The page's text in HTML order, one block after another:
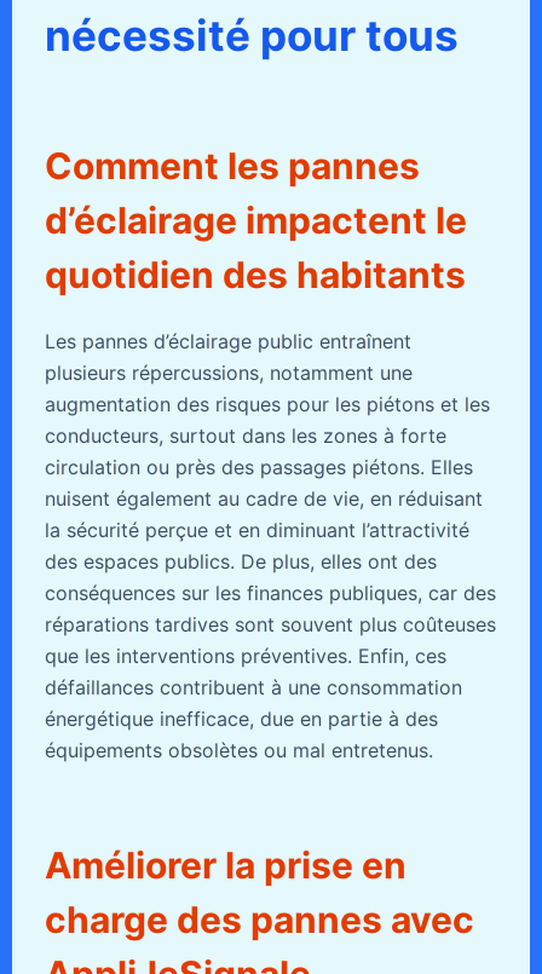
nécessité pour tous
Comment les pannes
d’éclairage impactent le
quotidien des habitants
Les pannes d’éclairage public entraînent
plusieurs répercussions, notamment une
augmentation des risques pour les piétons et les
conducteurs, surtout dans les zones à forte
circulation ou près des passages piétons. Elles
nuisent également au cadre de vie, en réduisant
la sécurité perçue et en diminuant l’attractivité
des espaces publics. De plus, elles ont des
conséquences sur les finances publiques, car des
réparations tardives sont souvent plus coûteuses
que les interventions préventives. Enfin, ces
défaillances contribuent à une consommation
énergétique inefficace, due en partie à des
équipements obsolètes ou mal entretenus.
Améliorer la prise en
charge des pannes avec